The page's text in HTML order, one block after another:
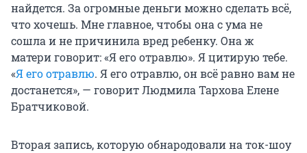
найдется. За огромные деньги можно сделать всё,
что хочешь. Мне главное, чтобы она с ума не
сошла и не причинила вред ребенку. Она ж
матери говорит: «Я его отравлю». Я цитирую тебе.
«Я его отравлю. Я его отравлю, он всё равно вам не
достанется», — говорит Людмила Тархова Елене
Братчиковой.
Вторая запись, которую обнародовали на ток-шоу